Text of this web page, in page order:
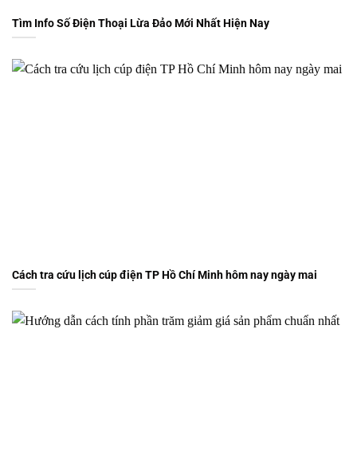
Tìm Info Số Điện Thoại Lừa Đảo Mới Nhất Hiện Nay
Cách tra cứu lịch cúp điện TP Hồ Chí Minh hôm nay ngày mai